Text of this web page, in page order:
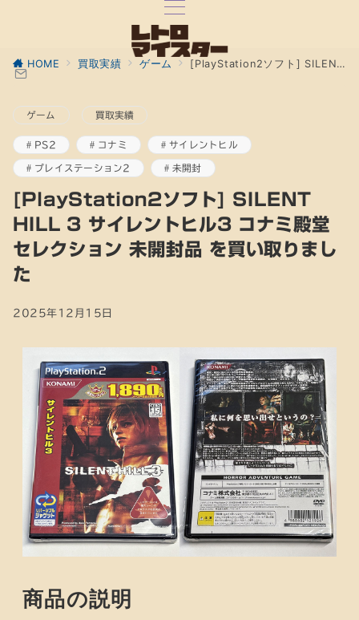
HOME 買取実績 ゲーム [PlayStation2ソフト] SILENT HILL 3 サイレントヒル3 コナミ殿堂セレクション 未開封品 を買い取りました
ゲーム 買取実績
PS2 コナミ サイレントヒル
プレイステーション2 未開封
[PlayStation2ソフト] SILENT
HILL 3 サイレントヒル3 コナミ殿堂
セレクション 未開封品 を買い取りまし
た
2025年12月15日
商品の説明